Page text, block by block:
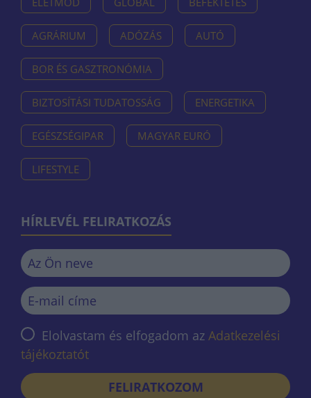
AGRÁRIUM ADÓZÁS AUTÓ
BOR ÉS GASZTRONÓMIA
BIZTOSÍTÁSI TUDATOSSÁG ENERGETIKA
EGÉSZSÉGIPAR MAGYAR EURÓ
LIFESTYLE
HÍRLEVÉL FELIRATKOZÁS
Elolvastam és elfogadom az Adatkezelési
tájékoztatót
FELIRATKOZOM